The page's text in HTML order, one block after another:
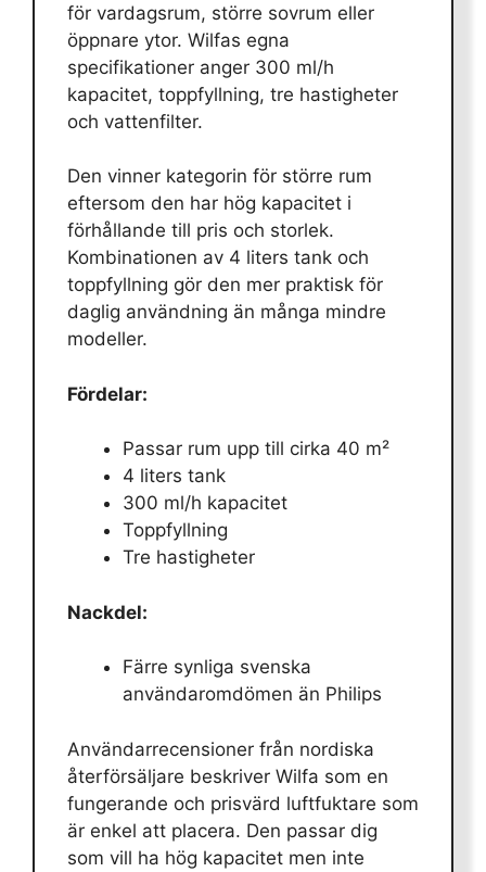
för vardagsrum, större sovrum eller
öppnare ytor. Wilfas egna
specifikationer anger 300 ml/h
kapacitet, toppfyllning, tre hastigheter
och vattenfilter.
Den vinner kategorin för större rum
eftersom den har hög kapacitet i
förhållande till pris och storlek.
Kombinationen av 4 liters tank och
toppfyllning gör den mer praktisk för
daglig användning än många mindre
modeller.
Fördelar:
Passar rum upp till cirka 40 m²
4 liters tank
300 ml/h kapacitet
Toppfyllning
Tre hastigheter
Nackdel:
Färre synliga svenska
användaromdömen än Philips
Användarrecensioner från nordiska
återförsäljare beskriver Wilfa som en
fungerande och prisvärd luftfuktare som
är enkel att placera. Den passar dig
som vill ha hög kapacitet men inte